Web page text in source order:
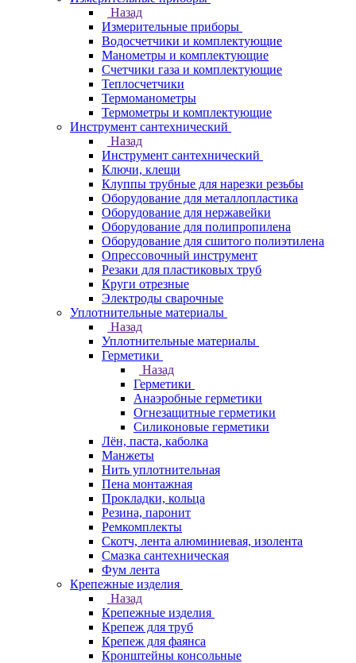
Назад
Измерительные приборы
Водосчетчики и комплектующие
Манометры и комплектующие
Счетчики газа и комплектующие
Теплосчетчики
Термоманометры
Термометры и комплектующие
Инструмент сантехнический
Назад
Инструмент сантехнический
Ключи, клещи
Клуппы трубные для нарезки резьбы
Оборудование для металлопластика
Оборудование для нержавейки
Оборудование для полипропилена
Оборудование для сшитого полиэтилена
Опрессовочный инструмент
Резаки для пластиковых труб
Круги отрезные
Электроды сварочные
Уплотнительные материалы
Назад
Уплотнительные материалы
Герметики
Назад
Герметики
Анаэробные герметики
Огнезащитные герметики
Силиконовые герметики
Лён, паста, каболка
Манжеты
Нить уплотнительная
Пена монтажная
Прокладки, кольца
Резина, паронит
Ремкомплекты
Скотч, лента алюминиевая, изолента
Смазка сантехническая
Фум лента
Крепежные изделия
Назад
Крепежные изделия
Крепеж для труб
Крепеж для фаянса
Кронштейны консольные